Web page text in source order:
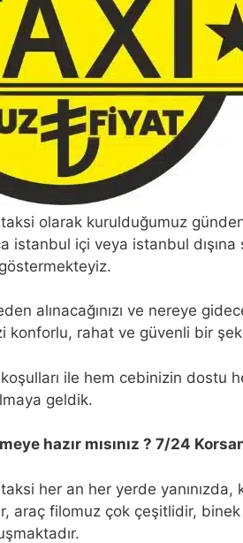
olarak kurulduğumuz
istanbul içi veya istanbul
alınacağınızı ve nereye
konforlu, rahat ve güvenli bir
ile hem cebinizin dostu
geldik.
hazır mısınız ? 7/24
her an her yerde
araç filomuz çok çeşitlidir,